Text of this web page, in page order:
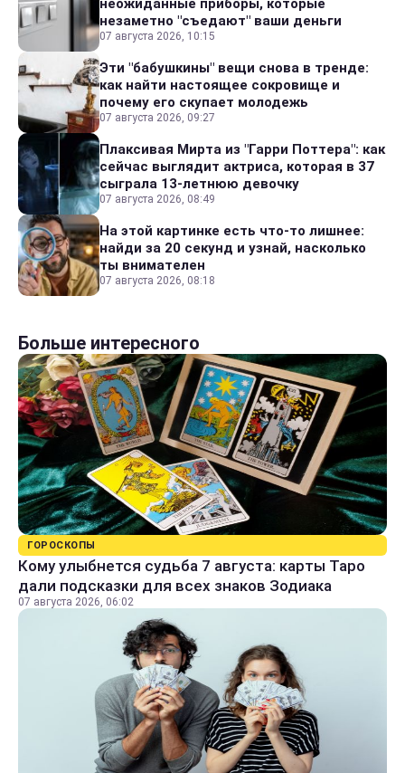
неожиданные приборы, которые
незаметно "съедают" ваши деньги
07 августа 2026, 10:15
Эти "бабушкины" вещи снова в тренде:
как найти настоящее сокровище и
почему его скупает молодежь
07 августа 2026, 09:27
Плаксивая Мирта из "Гарри Поттера": как
сейчас выглядит актриса, которая в 37
сыграла 13-летнюю девочку
07 августа 2026, 08:49
На этой картинке есть что-то лишнее:
найди за 20 секунд и узнай, насколько
ты внимателен
07 августа 2026, 08:18
Больше интересного
ГОРОСКОПЫ
Кому улыбнется судьба 7 августа: карты Таро
дали подсказки для всех знаков Зодиака
07 августа 2026, 06:02